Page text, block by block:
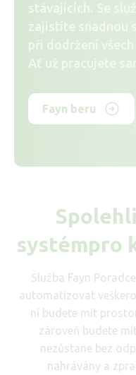
stávajících. Se
zajistíte snadnou
při dodržení
Ať už pracujete
Fayn beru
systémpro
Služba Fayn
automatizovat
ní budete mít
zároveň budete
nezůstane bez
nahrávány a